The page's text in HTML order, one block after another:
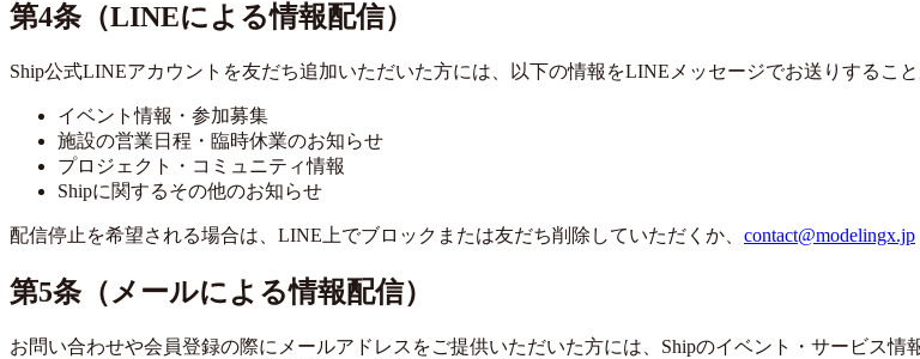
第4条（LINEによる情報配信）
Ship公式LINEアカウントを友だち追加いただいた方には、以下の情報をLINEメッセージでお送りすること
イベント情報・参加募集
施設の営業日程・臨時休業のお知らせ
プロジェクト・コミュニティ情報
Shipに関するその他のお知らせ
配信停止を希望される場合は、LINE上でブロックまたは友だち削除していただくか、 contact@modelingx.jp
第5条（メールによる情報配信）
お問い合わせや会員登録の際にメールアドレスをご提供いただいた方には、Shipのイベント・サービス